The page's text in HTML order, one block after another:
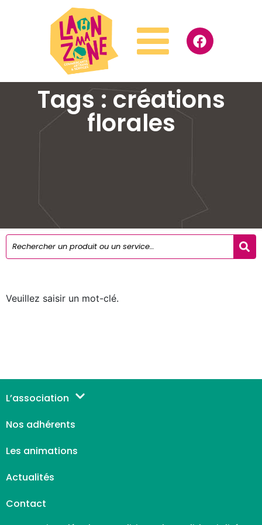
Tags : créations
florales
Veuillez saisir un mot-clé.
L’association
Nos adhérents
Les animations
Actualités
Contact